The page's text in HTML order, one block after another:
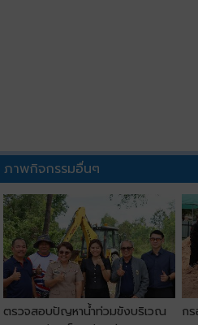
ภาพกิจกรรมอื่นๆ
ตรวจสอบปัญหาน้ำท่วมขังบริเวณ
ก